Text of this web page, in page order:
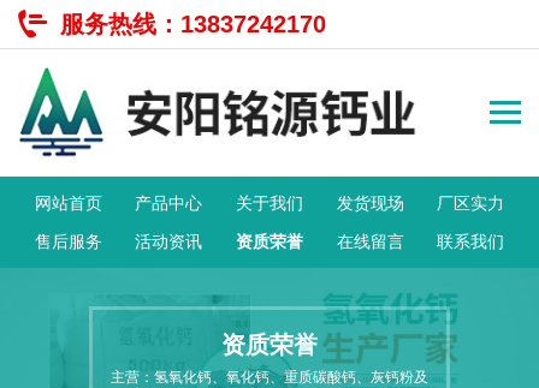
服务热线： 13837242170
网站首页 产品中心 关于我们 发货现场
厂区实力
售后服务
活动资讯 资质荣誉 在线留言 联系我们
资质荣誉
主营：氢氧化钙、氧化钙、重质碳酸钙、灰钙粉及